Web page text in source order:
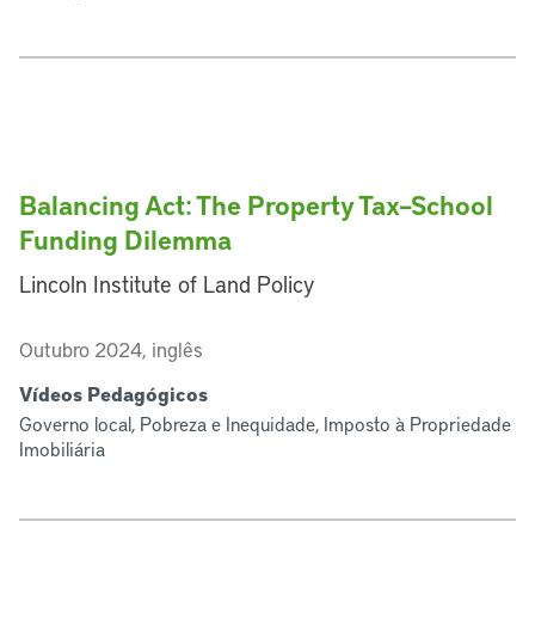
Balancing Act: The Property Tax–School
Funding Dilemma
Lincoln Institute of Land Policy
Outubro 2024, inglês
Vídeos Pedagógicos
Governo local, Pobreza e Inequidade, Imposto à Propriedade
Imobiliária